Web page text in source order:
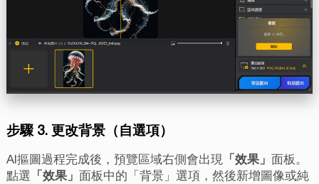
步驟 3. 更改背景（自選項）
AI摳圖過程完成後，預覽區域右側會出現「效果」 面板。
點選 「效果」 面板中的「背景」選項，然後新增圖像或純